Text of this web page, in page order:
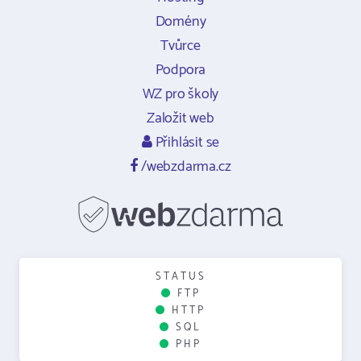
Domény
Tvůrce
Podpora
WZ pro školy
Založit web
Přihlásit se
/webzdarma.cz
STATUS
FTP
HTTP
SQL
PHP